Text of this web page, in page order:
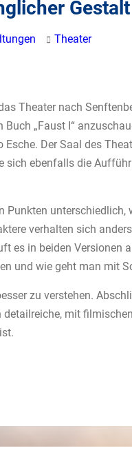
Gestalt
Theater
Theater nach
„Faust I“
Der Saal des
sich ebenfalls die
unterschiedlich,
verhalten sich
es in beiden Versionen
und wie geht man mit
zu verstehen.
detailreiche, mit